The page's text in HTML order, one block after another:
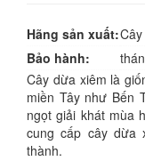
Hãng sản xuất:
Bảo hành:
Cây dừa xiêm là
miền Tây như Bến
ngọt giải khát mùa
cung cấp cây dừa
thành.